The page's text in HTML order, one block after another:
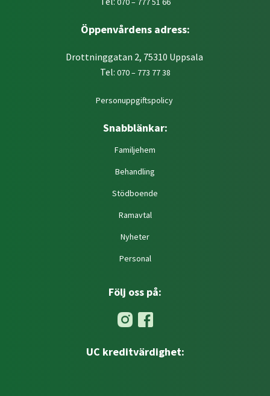
Öppenvårdens adress:
Drottninggatan 2, 75310 Uppsala
Tel: 070 – 773 77 38
Personuppgiftspolicy
Snabblänkar:
Familjehem
Behandling
Stödboende
Ramavtal
Nyheter
Personal
Följ oss på:
UC kreditvärdighet: